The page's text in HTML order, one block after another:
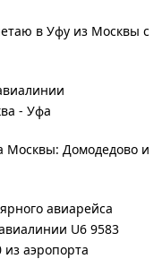
в Уфу из Москвы с
- Уфа
Москвы: Домодедово и
авиарейса
U6 9583
из аэропорта